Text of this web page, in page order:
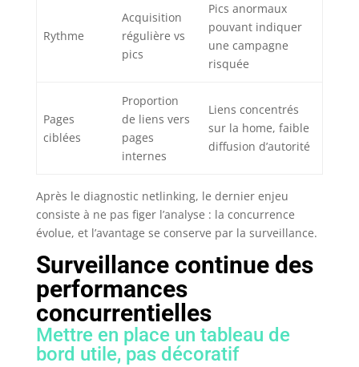
Rythme
Acquisition
régulière vs
pics
Pics anormaux
pouvant indiquer
une campagne
risquée
Pages
ciblées
Proportion
de liens vers
pages
internes
Liens concentrés
sur la home, faible
diffusion d’autorité
Après le diagnostic netlinking, le dernier enjeu
consiste à ne pas figer l’analyse : la concurrence
évolue, et l’avantage se conserve par la surveillance.
Surveillance continue des
performances
concurrentielles
Mettre en place un tableau de
bord utile, pas décoratif